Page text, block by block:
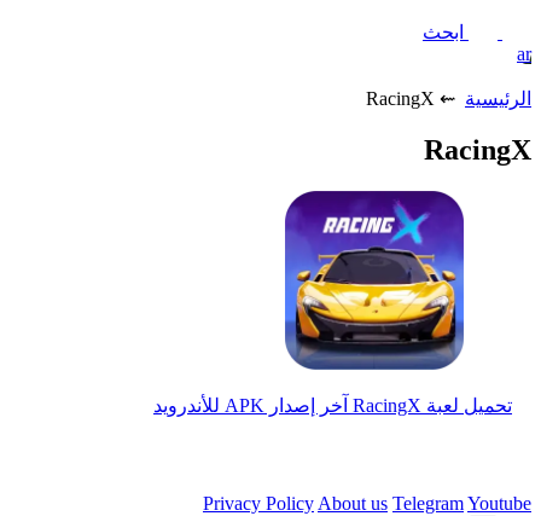
ابحث
ar
الرئيسية ⇜ RacingX
RacingX
تحميل لعبة RacingX آخر إصدار APK للأندرويد
Privacy Policy About us TelegramYoutube